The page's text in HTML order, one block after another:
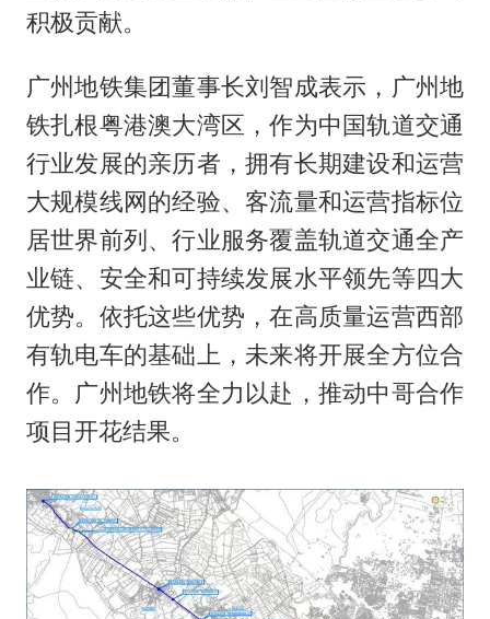
积极贡献。
广州地铁集团董事长刘智成表示，广州地
铁扎根粤港澳大湾区，作为中国轨道交通
行业发展的亲历者，拥有长期建设和运营
大规模线网的经验、客流量和运营指标位
居世界前列、行业服务覆盖轨道交通全产
业链、安全和可持续发展水平领先等四大
优势。依托这些优势，在高质量运营西部
有轨电车的基础上，未来将开展全方位合
作。广州地铁将全力以赴，推动中哥合作
项目开花结果。